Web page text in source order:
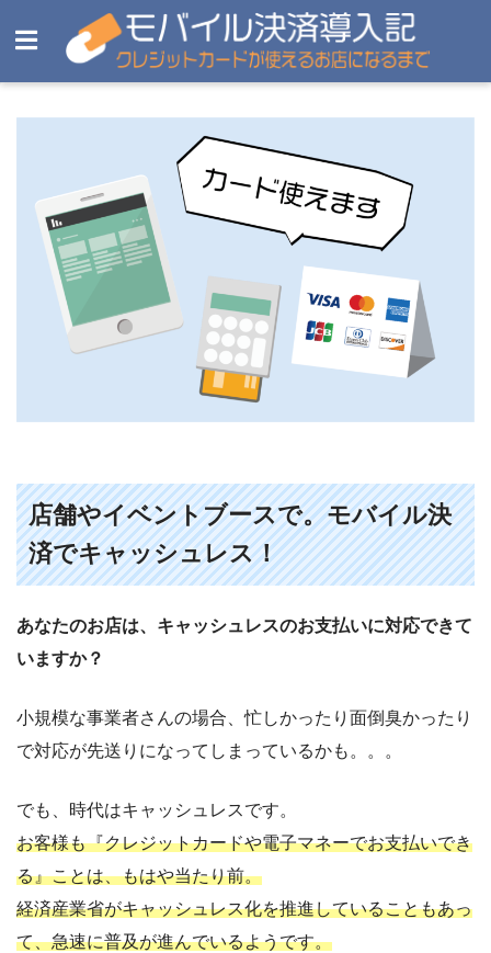
店舗やイベントブースで。モバイル決
済でキャッシュレス！
あなたのお店は、キャッシュレスのお支払いに対応できて
いますか？
小規模な事業者さんの場合、忙しかったり面倒臭かったり
で対応が先送りになってしまっているかも。。。
でも、時代はキャッシュレスです。
お客様も『クレジットカードや電子マネーでお支払いでき
る』ことは、もはや当たり前。
経済産業省がキャッシュレス化を推進していることもあっ
て、急速に普及が進んでいるようです。